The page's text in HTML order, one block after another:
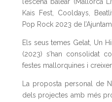
l’escena balear (Mallorca
Kais Fest, Cooldays,
Pop Rock 2023 de
Els seus temes Gelat, Un
(2023) s’han consolidat
festes mallorquines i
La proposta personal de
dels projectes amb més